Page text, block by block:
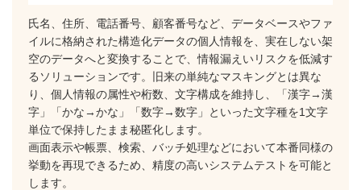
氏名、住所、電話番号、顧客番号など、データベースやファ
イルに格納された構造化データの個人情報を、実在しない架
空のデータへと変換することで、情報漏えいリスクを低減す
るソリューションです。旧来の単純なマスキングとは異な
り、個人情報の属性や桁数、文字構成を維持し、「漢字→漢
字」「かな→かな」「数字→数字」といった文字種を1文字
単位で保持したまま秘匿化します。
画面表示や帳票、検索、バッチ処理などにおいて本番同様の
挙動を再現できるため、精度の高いシステムテストを可能と
します。